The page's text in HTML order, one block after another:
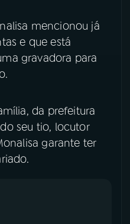
Facebook
X
mencionou já
e que está
gravadora para
da prefeitura
seu tio, locutor
garante ter